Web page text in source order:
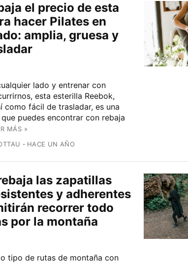
el precio de esta
hacer Pilates en
amplia, gruesa y
lado y entrenar con
esta esterilla Reebok,
como fácil de trasladar, es una
puedes encontrar con rebaja
MÁS »
HACE UN AÑO
las zapatillas
y adherentes
recorrer todo
por la montaña
tipo de rutas de montaña con